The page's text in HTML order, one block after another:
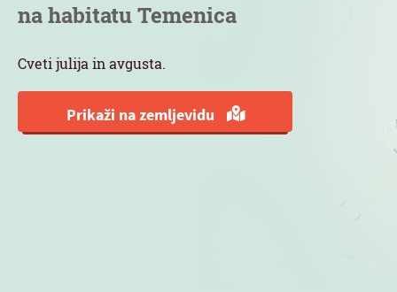
na habitatu Temenica
Cveti julija in avgusta.
Prikaži na zemljevidu